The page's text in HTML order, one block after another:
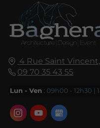
4 Rue Saint Vincent,
09 70 35 43 55
Lun - Ven : 09h00 - 12h30 |